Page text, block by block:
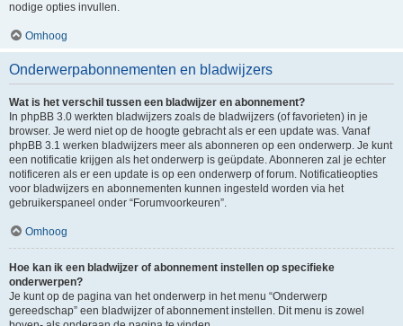
nodige opties invullen.
Omhoog
Onderwerpabonnementen en bladwijzers
Wat is het verschil tussen een bladwijzer en abonnement?
In phpBB 3.0 werkten bladwijzers zoals de bladwijzers (of favorieten) in je
browser. Je werd niet op de hoogte gebracht als er een update was. Vanaf
phpBB 3.1 werken bladwijzers meer als abonneren op een onderwerp. Je kunt
een notificatie krijgen als het onderwerp is geüpdate. Abonneren zal je echter
notificeren als er een update is op een onderwerp of forum. Notificatieopties
voor bladwijzers en abonnementen kunnen ingesteld worden via het
gebruikerspaneel onder “Forumvoorkeuren”.
Omhoog
Hoe kan ik een bladwijzer of abonnement instellen op specifieke
onderwerpen?
Je kunt op de pagina van het onderwerp in het menu “Onderwerp
gereedschap” een bladwijzer of abonnement instellen. Dit menu is zowel